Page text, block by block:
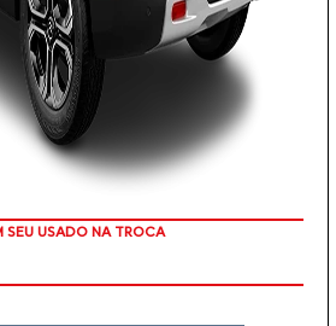
TAXA ZERO